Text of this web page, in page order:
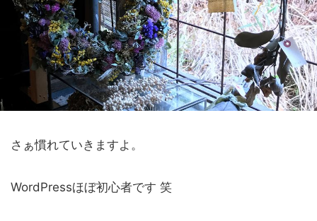
さぁ慣れていきますよ。
WordPressほぼ初心者です 笑